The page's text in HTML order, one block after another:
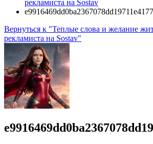
рекламиста на Sostav
e9916469dd0ba2367078dd19711e4177
Вернуться к "Теплые слова и желание
рекламиста на Sostav"